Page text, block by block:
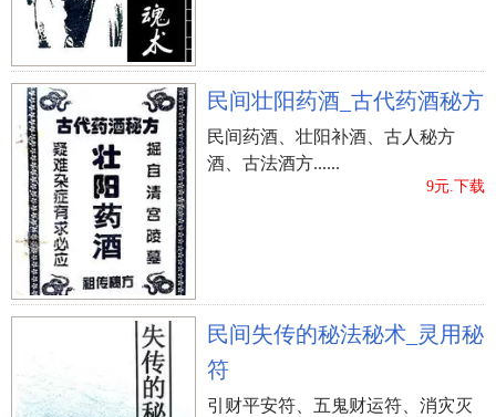
民间壮阳药酒_古代药酒秘方
民间药酒、壮阳补酒、古人秘方
酒、古法酒方......
9元.下载
民间失传的秘法秘术_灵用秘
符
引财平安符、五鬼财运符、消灾灭